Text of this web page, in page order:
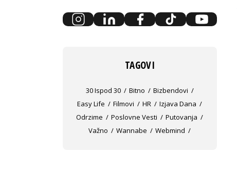
TAGOVI
30 Ispod 30 Bitno
Bizbendovi
Easy Life
Filmovi HR
Izjava Dana
Odrzime
Poslovne Vesti
Putovanja
Važno
Wannabe Webmind